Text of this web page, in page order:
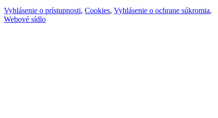
Vyhlásenie o prístupnosti, Cookies, Vyhlásenie o ochrane súkromia,
Webové sídlo